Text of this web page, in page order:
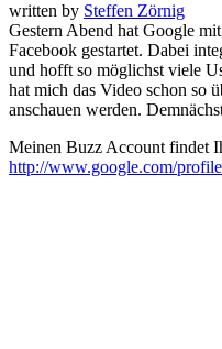
written by Steffen Zörnig
Gestern Abend hat Google mit
Facebook gestartet. Dabei
und hofft so möglichst viele
hat mich das Video schon so
anschauen werden.
Meinen Buzz Account findet
http://www.google.com/